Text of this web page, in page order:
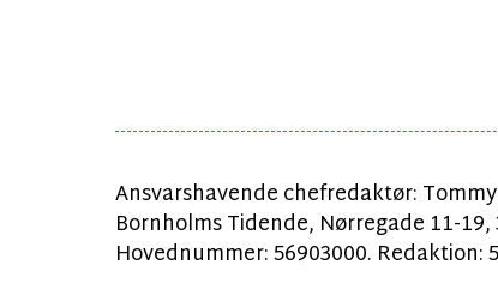
Ansvarshavende chefredaktør:
Bornholms Tidende, Nørregade 11-19,
Hovednummer: 56903000. Redaktion: